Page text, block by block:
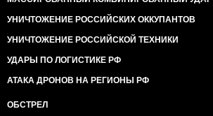
УНИЧТОЖЕНИЕ РОССИЙСКИХ ОККУПАНТОВ
УНИЧТОЖЕНИЕ РОССИЙСКОЙ ТЕХНИКИ
УДАРЫ ПО ЛОГИСТИКЕ РФ
АТАКА ДРОНОВ НА РЕГИОНЫ РФ
ОБСТРЕЛ